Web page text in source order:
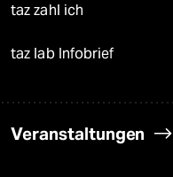
taz zahl ich
taz lab Infobrief
Veranstaltungen